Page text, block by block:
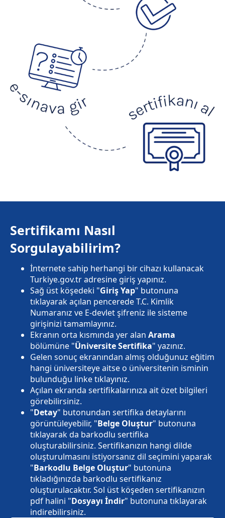
Sertifikamı Nasıl
Sorgulayabilirim?
İnternete sahip herhangi bir cihazı kullanacak
Turkiye.gov.tr adresine giriş yapınız.
Sağ üst köşedeki "Giriş Yap" butonuna
tıklayarak açılan pencerede T.C. Kimlik
Numaranız ve E-devlet şifreniz ile sisteme
girişinizi tamamlayınız.
Ekranın orta kısmında yer alan Arama
bölümüne "Üniversite Sertifika" yazınız.
Gelen sonuç ekranından almış olduğunuz eğitim
hangi üniversiteye aitse o üniversitenin isminin
bulunduğu linke tıklayınız.
Açılan ekranda sertifikalarınıza ait özet bilgileri
görebilirsiniz.
"Detay" butonundan sertifika detaylarını
görüntüleyebilir, "Belge Oluştur" butonuna
tıklayarak da barkodlu sertifika
oluşturabilirsiniz. Sertifikanızın hangi dilde
oluşturulmasını istiyorsanız dil seçimini yaparak
"Barkodlu Belge Oluştur" butonuna
tıkladığınızda barkodlu sertifikanız
oluşturulacaktır. Sol üst köşeden sertifikanızın
pdf halini "Dosyayı İndir" butonuna tıklayarak
indirebilirsiniz.